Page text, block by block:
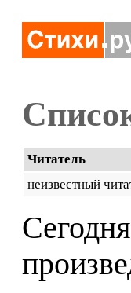
Читатель
неизвестный
Сегодня